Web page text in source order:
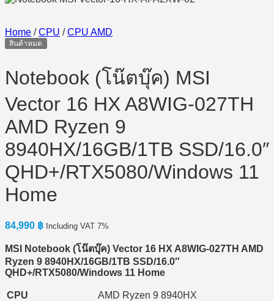
Home / CPU / CPU AMD
สินค้าหมด
Notebook (โน๊ตบุ๊ค) MSI
Vector 16 HX A8WIG-027TH
AMD Ryzen 9
8940HX/16GB/1TB SSD/16.0″
QHD+/RTX5080/Windows 11
Home
84,990 ฿ Including VAT 7%
MSI Notebook (โน๊ตบุ๊ค) Vector 16 HX A8WIG-027TH AMD
Ryzen 9 8940HX/16GB/1TB SSD/16.0″
QHD+/RTX5080/Windows 11 Home
CPU
AMD Ryzen 9 8940HX